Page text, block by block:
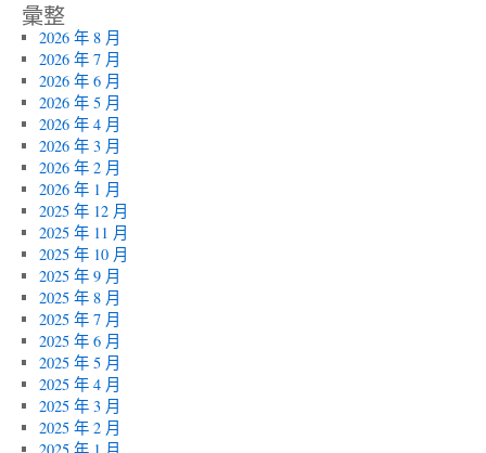
彙整
2026 年 8 月
2026 年 7 月
2026 年 6 月
2026 年 5 月
2026 年 4 月
2026 年 3 月
2026 年 2 月
2026 年 1 月
2025 年 12 月
2025 年 11 月
2025 年 10 月
2025 年 9 月
2025 年 8 月
2025 年 7 月
2025 年 6 月
2025 年 5 月
2025 年 4 月
2025 年 3 月
2025 年 2 月